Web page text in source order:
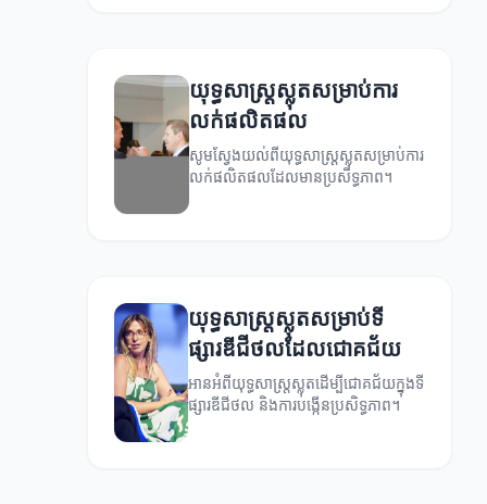
យុទ្ធសាស្ត្រស្លុតសម្រាប់ការ
លក់ផលិតផល
សូមស្វែងយល់ពីយុទ្ធសាស្ត្រស្លុតសម្រាប់ការ
លក់ផលិតផលដែលមានប្រសិទ្ធភាព។
យុទ្ធសាស្ត្រស្លុតសម្រាប់ទី
ផ្សារឌីជីថលដែលជោគជ័យ
អានអំពីយុទ្ធសាស្ត្រស្លុតដើម្បីជោគជ័យក្នុងទី
ផ្សារឌីជីថល និងការបង្កើនប្រសិទ្ធភាព។